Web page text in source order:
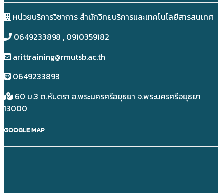
หน่วยบริการวิชาการ สำนักวิทยบริการและเทคโนโลยีสารสนเทศ
0649233898​ , 0910359182
arittraining@rmutsb.ac.th
0649233898​
60 ม.3 ต.หันตรา อ.พระนครศรีอยุธยา จ.พระนครศรีอยุธยา
13000
GOOGLE MAP